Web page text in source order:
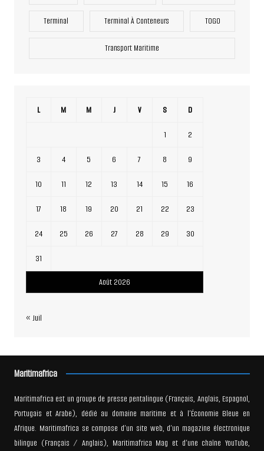
Terminal Terminal À Conteneurs TOGO
Transport Maritime
Août 2026
L M M J V S D
1 2
3 4 5 6 7 8 9
10 11 12 13 14 15 16
17 18 19 20 21 22 23
24 25 26 27 28 29 30
31
« Juil
Maritimafrica
Maritimafrica est un groupe de presse pentalingue (Français, Anglais, Espagnol,
Portugais et Arabe), dédié au domaine maritime et à l’Économie Bleue en
Afrique. Maritimafrica se compose d’un site web, d’un magazine électronique
bilingue (Français / Anglais), Maritimafrica Mag et d’une chaîne YouTube,